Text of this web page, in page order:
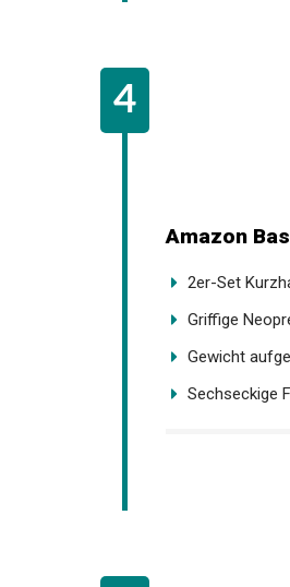
Amazon
2er-Set
Griffige
Gewicht
Sechseckige